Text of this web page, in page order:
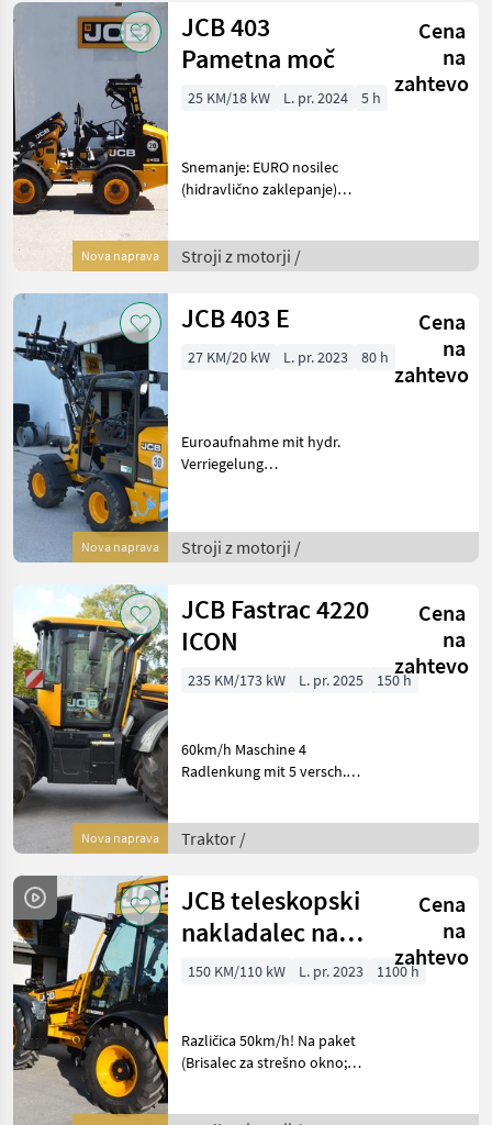
Nova naprava
JCB 403
Pametna moč
Cena
na
zahtevo
25 KM/18 kW L. pr. 2024 5 h
Snemanje: EURO nosilec
(hidravlično zaklepanje)
1.001 kg Prekucna
obremenitev zgibnega
Stroji z motorji /
Nova naprava
JCB 403 E
Cena
na
zahtevo
27 KM/20 kW L. pr. 2023 80 h
Euroaufnahme mit hydr.
Verriegelung
Kehrmaschinenantrieb
480A027 Bereifung 31 x
Stroji z motorji /
Nova naprava
JCB Fastrac 4220
ICON
Cena
na
zahtevo
235 KM/173 kW L. pr. 2025 150 h
60km/h Maschine 4
Radlenkung mit 5 versch.
Schnelllenkung, Power
Beyond, Auto
LED Arbei
Traktor /
JCB teleskopski
nakladalec na
kolesih TM320S
Cena
na
zahtevo
150 KM/110 kW L. pr. 2023 1100 h
Različica 50km/h! Na paket
(Brisalec za strešno okno; 2